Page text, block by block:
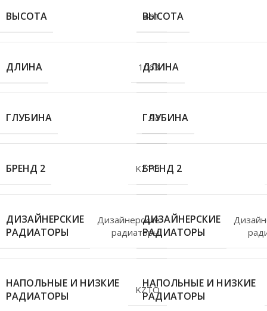
ВЫСОТА 401
ДЛИНА 1063
ГЛУБИНА 94
БРЕНД 2 KZTO
ДИЗАЙНЕРСКИЕ
РАДИАТОРЫ
Дизайнерские
радиаторы
НАПОЛЬНЫЕ И НИЗКИЕ
РАДИАТОРЫ
KZTO
ВЫСОТА
ДЛИНА
ГЛУБИНА
БРЕНД 2
ДИЗАЙНЕРСКИЕ
РАДИАТОРЫ
НАПОЛЬНЫЕ И НИЗКИЕ
РАДИАТОРЫ